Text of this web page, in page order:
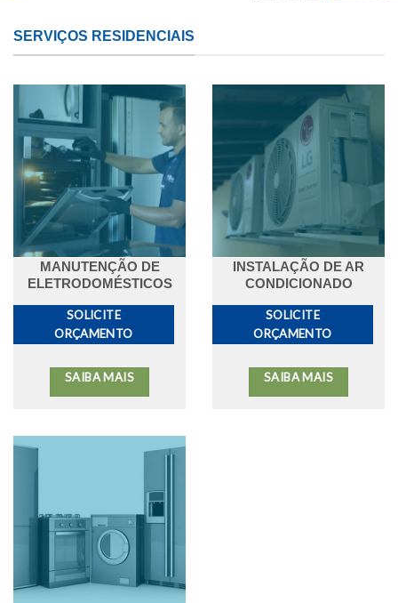
SERVIÇOS RESIDENCIAIS
MANUTENÇÃO DE
ELETRODOMÉSTICOS
SOLICITE
ORÇAMENTO
SAIBA MAIS
INSTALAÇÃO DE AR
CONDICIONADO
SOLICITE
ORÇAMENTO
SAIBA MAIS